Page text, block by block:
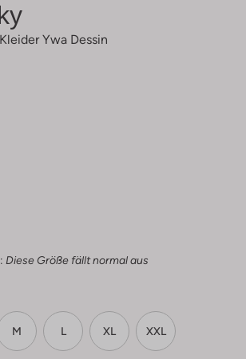
Ywa Dessin
Diese Größe fällt normal aus
M L XL XXL